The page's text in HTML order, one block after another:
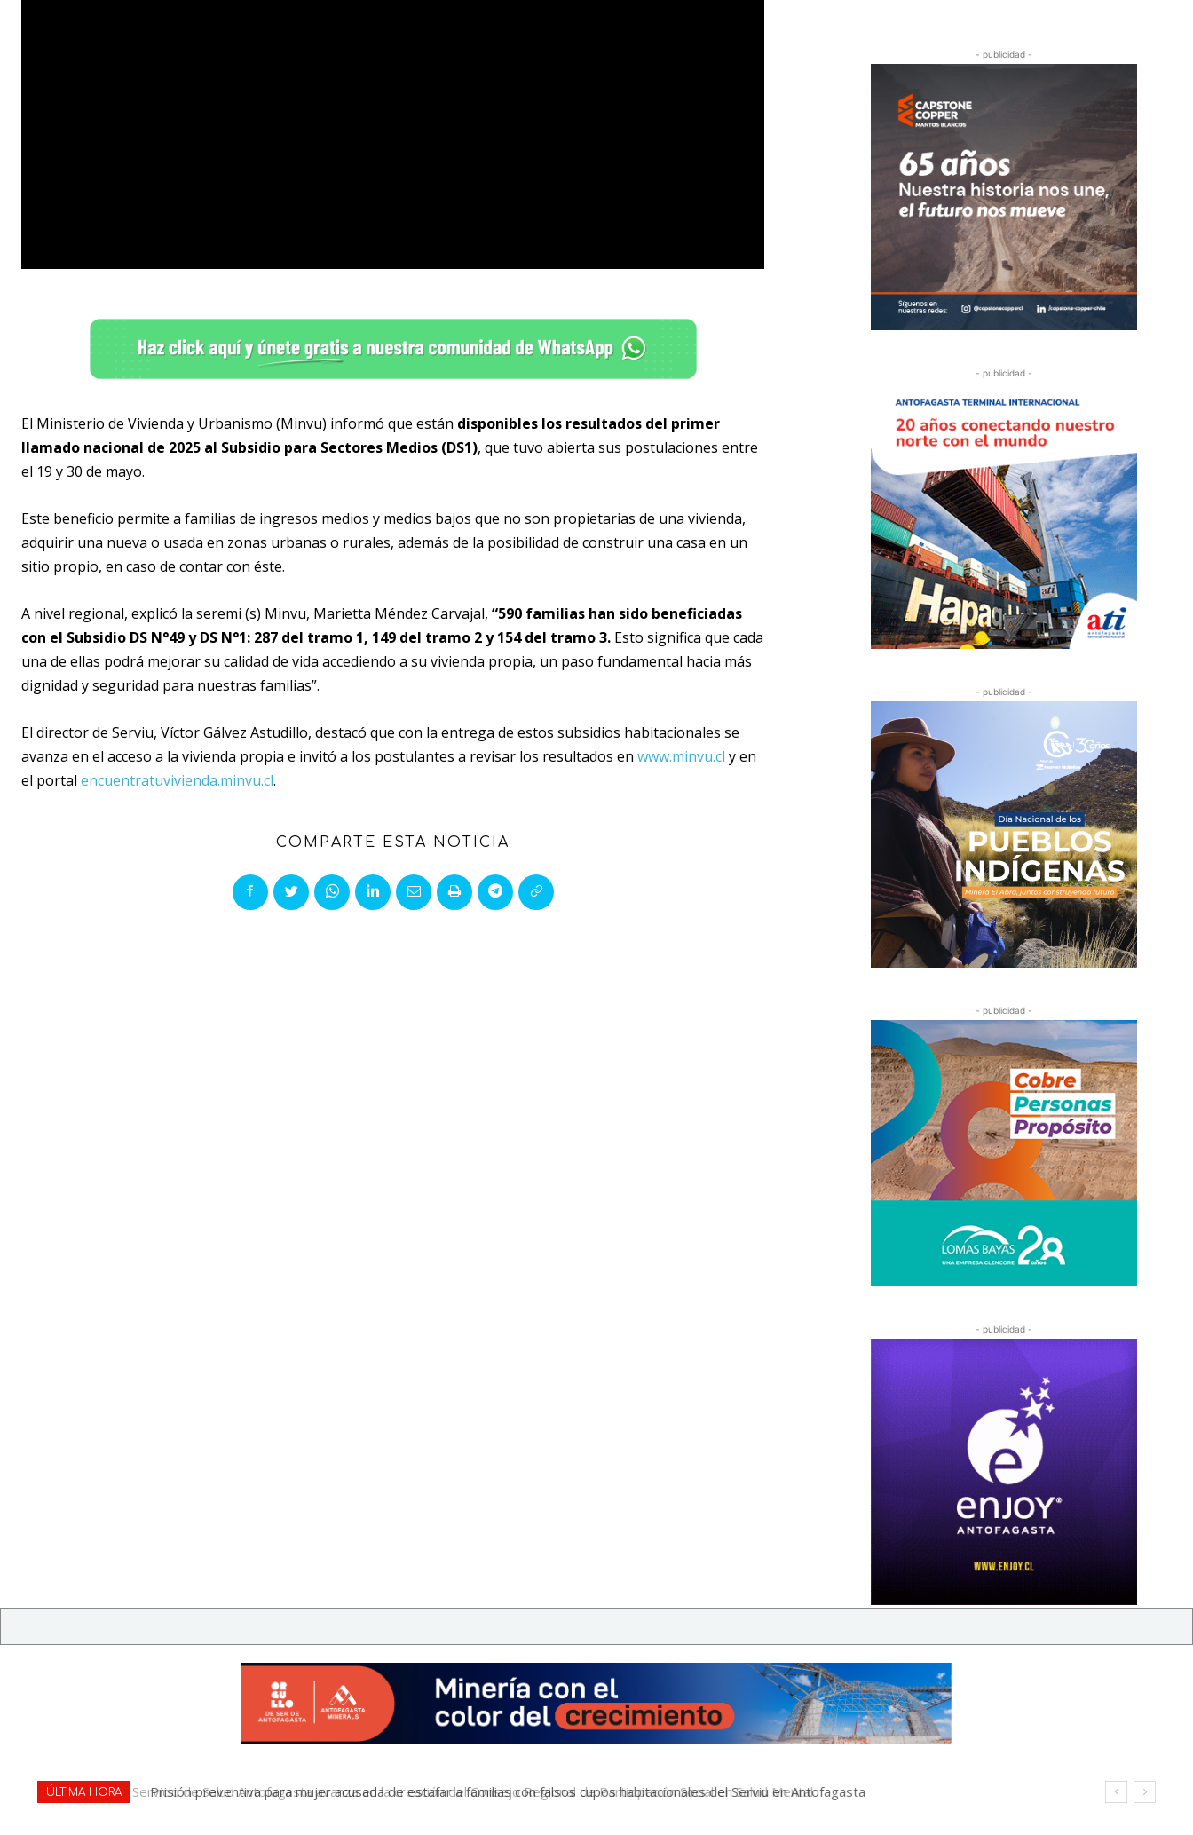
El Ministerio de Vivienda y Urbanismo (Minvu) informó que están disponibles los resultados del primer
llamado nacional de 2025 al Subsidio para Sectores Medios (DS1), que tuvo abierta sus postulaciones entre
el 19 y 30 de mayo.
Este beneficio permite a familias de ingresos medios y medios bajos que no son propietarias de una vivienda,
adquirir una nueva o usada en zonas urbanas o rurales, además de la posibilidad de construir una casa en un
sitio propio, en caso de contar con éste.
A nivel regional, explicó la seremi (s) Minvu, Marietta Méndez Carvajal, “590 familias han sido beneficiadas
con el Subsidio DS N°49 y DS N°1: 287 del tramo 1, 149 del tramo 2 y 154 del tramo 3. Esto significa que cada
una de ellas podrá mejorar su calidad de vida accediendo a su vivienda propia, un paso fundamental hacia más
dignidad y seguridad para nuestras familias”.
El director de Serviu, Víctor Gálvez Astudillo, destacó que con la entrega de estos subsidios habitacionales se
avanza en el acceso a la vivienda propia e invitó a los postulantes a revisar los resultados en www.minvu.cl y en
el portal encuentratuvivienda.minvu.cl.
COMPARTE ESTA NOTICIA
- publicidad -
- publicidad -
- publicidad -
- publicidad -
- publicidad -